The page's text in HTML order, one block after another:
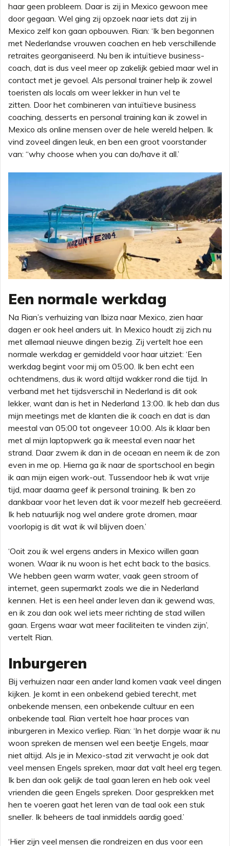
haar geen probleem. Daar is zij in Mexico gewoon mee
door gegaan. Wel ging zij opzoek naar iets dat zij in
Mexico zelf kon gaan opbouwen. Rian: ‘Ik ben begonnen
met Nederlandse vrouwen coachen en heb verschillende
retraites georganiseerd. Nu ben ik intuïtieve business-
coach, dat is dus veel meer op zakelijk gebied maar wel in
contact met je gevoel. Als personal trainer help ik zowel
toeristen als locals om weer lekker in hun vel te
zitten. Door het combineren van intuïtieve business
coaching, desserts en personal training kan ik zowel in
Mexico als online mensen over de hele wereld helpen. Ik
vind zoveel dingen leuk, en ben een groot voorstander
van: “why choose when you can do/have it all.’
Een normale werkdag
Na Rian’s verhuizing van Ibiza naar Mexico, zien haar
dagen er ook heel anders uit. In Mexico houdt zij zich nu
met allemaal nieuwe dingen bezig. Zij vertelt hoe een
normale werkdag er gemiddeld voor haar uitziet: ‘Een
werkdag begint voor mij om 05:00. Ik ben echt een
ochtendmens, dus ik word altijd wakker rond die tijd. In
verband met het tijdsverschil in Nederland is dit ook
lekker, want dan is het in Nederland 13:00. Ik heb dan dus
mijn meetings met de klanten die ik coach en dat is dan
meestal van 05:00 tot ongeveer 10:00. Als ik klaar ben
met al mijn laptopwerk ga ik meestal even naar het
strand. Daar zwem ik dan in de oceaan en neem ik de zon
even in me op. Hierna ga ik naar de sportschool en begin
ik aan mijn eigen work-out. Tussendoor heb ik wat vrije
tijd, maar daarna geef ik personal training. Ik ben zo
dankbaar voor het leven dat ik voor mezelf heb gecreëerd.
Ik heb natuurlijk nog wel andere grote dromen, maar
voorlopig is dit wat ik wil blijven doen.’
‘Ooit zou ik wel ergens anders in Mexico willen gaan
wonen. Waar ik nu woon is het echt back to the basics.
We hebben geen warm water, vaak geen stroom of
internet, geen supermarkt zoals we die in Nederland
kennen. Het is een heel ander leven dan ik gewend was,
en ik zou dan ook wel iets meer richting de stad willen
gaan. Ergens waar wat meer faciliteiten te vinden zijn’,
vertelt Rian.
Inburgeren
Bij verhuizen naar een ander land komen vaak veel dingen
kijken. Je komt in een onbekend gebied terecht, met
onbekende mensen, een onbekende cultuur en een
onbekende taal. Rian vertelt hoe haar proces van
inburgeren in Mexico verliep. Rian: ‘In het dorpje waar ik nu
woon spreken de mensen wel een beetje Engels, maar
niet altijd. Als je in Mexico-stad zit verwacht je ook dat
veel mensen Engels spreken, maar dat valt heel erg tegen.
Ik ben dan ook gelijk de taal gaan leren en heb ook veel
vrienden die geen Engels spreken. Door gesprekken met
hen te voeren gaat het leren van de taal ook een stuk
sneller. Ik beheers de taal inmiddels aardig goed.’
‘Hier zijn veel mensen die rondreizen en dus voor een